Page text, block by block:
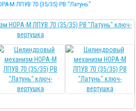
М ЛПУВ 70 (35/35) PB "Латунь"